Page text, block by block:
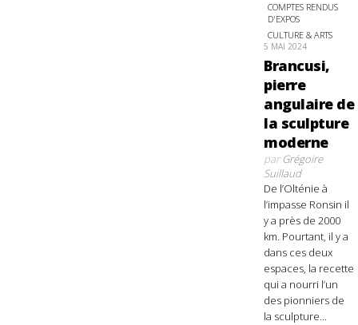
COMPTES RENDUS
D'EXPOS
CULTURE & ARTS
5 MAI 2024
Brancusi,
pierre
angulaire de
la sculpture
moderne
parGrégoire
Suillaud
De l’Olténie à
l’impasse Ronsin il
y a près de 2000
km. Pourtant, il y a
dans ces deux
espaces, la recette
qui a nourri l’un
des pionniers de
la sculpture...